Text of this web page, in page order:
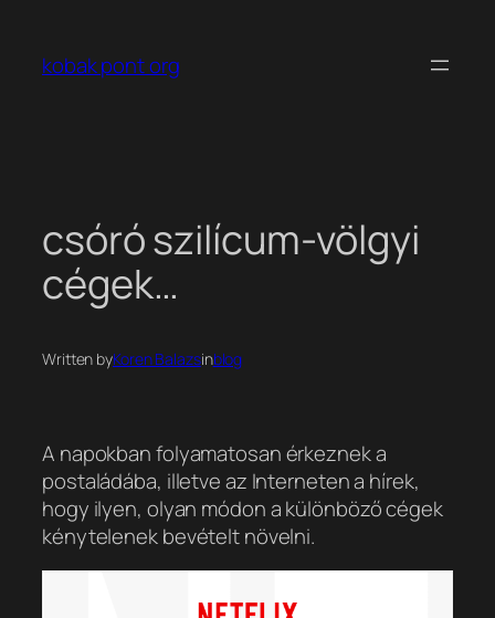
tartalomhoz
kobak pont org
csóró szilícum-völgyi
cégek…
Written byKoren Balazsinblog
A napokban folyamatosan érkeznek a
postaládába, illetve az Interneten a hírek,
hogy ilyen, olyan módon a különböző cégek
kénytelenek bevételt növelni.